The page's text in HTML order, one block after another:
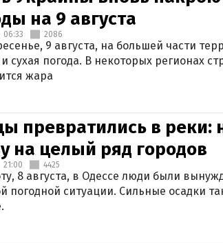
на 9 августа
06:33 2086
9 августа, на большей части
сухая погода. В некоторых регионах
жара
превратились в реки:
на целый ряд городов
21:00 4425
8 августа, в Одессе люди были
погодной ситуации. Сильные осадки